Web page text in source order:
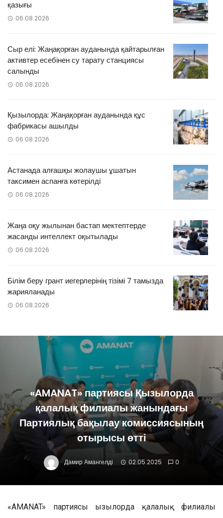
қазығы
06.08.2026
Сыр елі: Жаңақорған ауданында қайтарылған
активтер есебінен су тарату станциясы
салынды
06.08.2026
Қызылорда: Жаңақорған ауданында құс
фабрикасы ашылды
06.08.2026
Астанада алғашқы жолаушы ұшатын
таксимен аспанға көтерілді
06.08.2026
Жаңа оқу жылынан бастап мектептерде
жасанды интеллект оқытылады
06.08.2026
Білім беру грант иегерлерінің тізімі 7 тамызда
жарияланады
06.08.2026
«AMANAT» партиясы Қызылорда
қалалық филиалы жанындағы
Партиялық бақылау комиссиясының
отырысы өтті
Дамир Амангелді 02.05.2025 0
«AMANAT» партиясы Қызылорда қалалық филиалы